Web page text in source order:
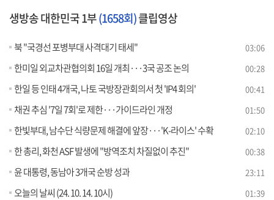
생방송 대한민국 1부(1658회)클립영상
북 "국경선 포병부대 사격대기 태세" 03:06
한미일 외교차관협의회 16일 개최···3국 공조 논의 00:28
한일 등 인태 4개국, 나토 국방장관회의서 첫 'IP4 회의' 00:41
채권 추심 '7일 7회'로 제한···가이드라인 개정 01:50
한빛부대, 남수단 식량문제 해결에 앞장···'K-라이스' 수확 02:10
한 총리, 화천 ASF 발생에 "방역조치 차질없이 추진" 00:38
윤 대통령, 동남아 3개국 순방 성과 23:11
오늘의 날씨 (24. 10. 14. 10시) 01:39